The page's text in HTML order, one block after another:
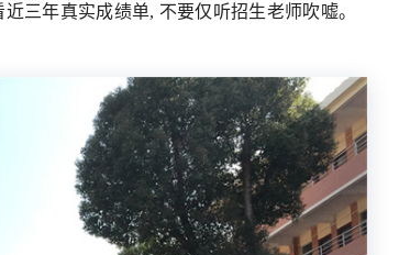
三年真实成绩单, 不要仅听招生老师吹嘘。